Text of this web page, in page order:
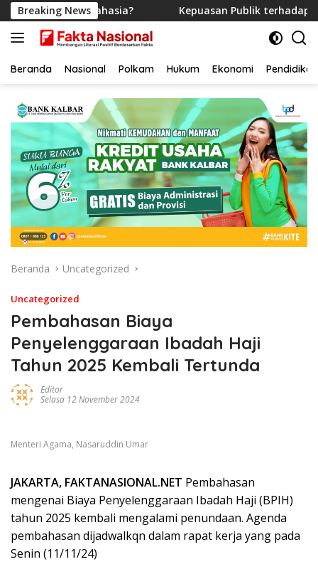
Langsung
ke
konten
Breaking News
Markas Rahasia? Kepuasan Publik terhadap
Beranda Nasional Polkam Hukum Ekonomi Pendidikan
Beranda Uncategorized
Uncategorized
Pembahasan Biaya
Penyelenggaraan Ibadah Haji
Tahun 2025 Kembali Tertunda
Editor
Selasa 12 November 2024
Menteri Agama, Nasaruddin Umar
JAKARTA, FAKTANASIONAL.NET Pembahasan
mengenai Biaya Penyelenggaraan Ibadah Haji (BPIH)
tahun 2025 kembali mengalami penundaan. Agenda
pembahasan dijadwalkqn dalam rapat kerja yang pada
Senin (11/11/24)